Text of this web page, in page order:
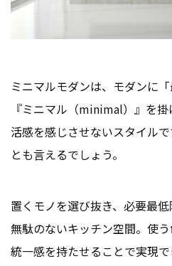
ミニマルモダンは、モダンに
『ミニマル（minimal）』を
活感を感じさせないスタイル
とも言えるでしょう。
置くモノを選び抜き、必要最低
無駄のないキッチン空間。使
統一感を持たせることで実現で